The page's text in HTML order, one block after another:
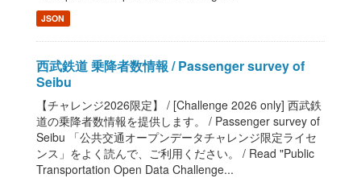
JSON
西武鉄道 乗降者数情報 / Passenger survey of
Seibu
【チャレンジ2026限定】 / [Challenge 2026 only] 西武鉄
道の乗降者数情報を提供します。 / Passenger survey of
Seibu 「公共交通オープンデータチャレンジ限定ライセ
ンス」をよく読んで、ご利用ください。 / Read "Public
Transportation Open Data Challenge...